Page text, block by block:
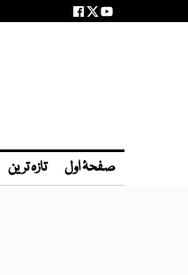
صفحۂ اول تازہ ترین